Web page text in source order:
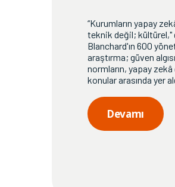
“Kurumların yapay
teknik değil; kültürel,"
Blanchard'ın 600
araştırma; güven
normların, yapay
konular arasında yer
Devamı